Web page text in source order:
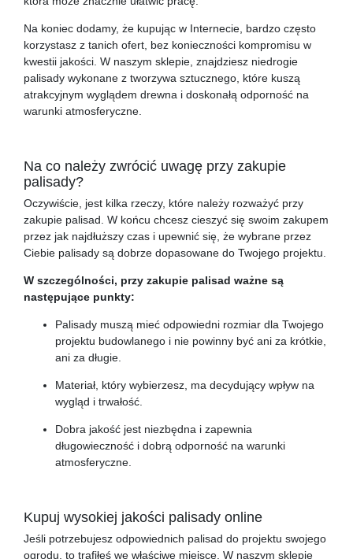
Na koniec dodamy, że kupując w Internecie, bardzo często
korzystasz z tanich ofert, bez konieczności kompromisu w
kwestii jakości. W naszym sklepie, znajdziesz niedrogie
palisady wykonane z tworzywa sztucznego, które kuszą
atrakcyjnym wyglądem drewna i doskonałą odporność na
warunki atmosferyczne.
Na co należy zwrócić uwagę przy zakupie
palisady?
Oczywiście, jest kilka rzeczy, które należy rozważyć przy
zakupie palisad. W końcu chcesz cieszyć się swoim zakupem
przez jak najdłuższy czas i upewnić się, że wybrane przez
Ciebie palisady są dobrze dopasowane do Twojego projektu.
W szczególności, przy zakupie palisad ważne są
następujące punkty:
Palisady muszą mieć odpowiedni rozmiar dla Twojego
projektu budowlanego i nie powinny być ani za krótkie,
ani za długie.
Materiał, który wybierzesz, ma decydujący wpływ na
wygląd i trwałość.
Dobra jakość jest niezbędna i zapewnia
długowieczność i dobrą odporność na warunki
atmosferyczne.
Kupuj wysokiej jakości palisady online
Jeśli potrzebujesz odpowiednich palisad do projektu swojego
ogrodu, to trafiłeś we właściwe miejsce. W naszym sklepie